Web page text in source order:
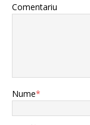
Comentariu
Nume*